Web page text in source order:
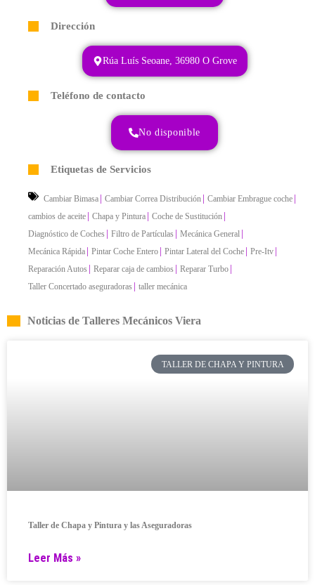
Dirección
Rúa Luís Seoane, 36980 O Grove
Teléfono de contacto
No disponible
Etiquetas de Servicios
Cambiar Bimasa Cambiar Correa Distribución Cambiar Embrague coche
cambios de aceite Chapa y Pintura Coche de Sustitución
Diagnóstico de Coches Filtro de Partículas Mecánica General
Mecánica Rápida Pintar Coche Entero Pintar Lateral del Coche Pre-Itv
Reparación Autos Reparar caja de cambios Reparar Turbo
Taller Concertado aseguradoras taller mecánica
Noticias de Talleres Mecánicos Viera
TALLER DE CHAPA Y PINTURA
Taller de Chapa y Pintura y las Aseguradoras
Leer Más »